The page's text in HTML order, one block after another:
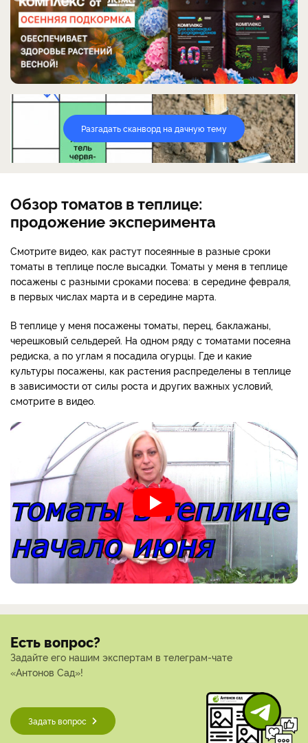
Разгадать сканворд на дачную тему
Обзор томатов в теплице:
продожение эксперимента
Смотрите видео, как растут посеянные в разные сроки
томаты в теплице после высадки. Томаты у меня в теплице
посажены с разными сроками посева: в середине февраля,
в первых числах марта и в середине марта.
В теплице у меня посажены томаты, перец, баклажаны,
черешковый сельдерей. На одном ряду с томатами посеяна
редиска, а по углам я посадила огурцы. Где и какие
культуры посажены, как растения распределены в теплице
в зависимости от силы роста и других важных условий,
смотрите в видео.
Есть вопрос?
Задайте его нашим экспертам в телеграм-чате
«Антонов Сад»!
Задать вопрос